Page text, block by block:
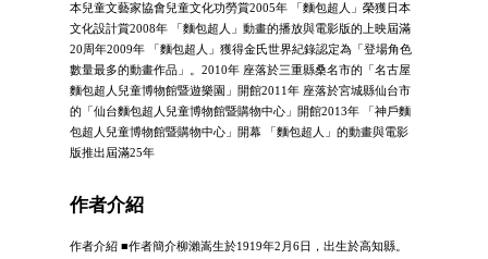
本兒童文藝家協會兒童文化功勞賞2005年 「麵包超人」榮獲日本
文化設計賞2008年 「麵包超人」動畫的播放與電影版的上映屆滿
20周年2009年 「麵包超人」獲得金氏世界紀錄認定為「登場角色
數量最多的動畫作品」。2010年 座落於三重縣桑名市的「名古屋
麵包超人兒童博物館暨遊樂園」開館2011年 座落於宮城縣仙台市
的「仙台麵包超人兒童博物館暨購物中心」開館2013年 「神戶麵
包超人兒童博物館暨購物中心」開幕 「麵包超人」的動畫與電影
版推出屆滿25年
作者介紹
作者介紹 ■作者簡介柳瀨嵩生於1919年2月6日，出生於高知縣。